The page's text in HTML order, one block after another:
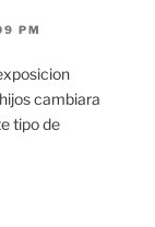
PM
cambiara
tipo de